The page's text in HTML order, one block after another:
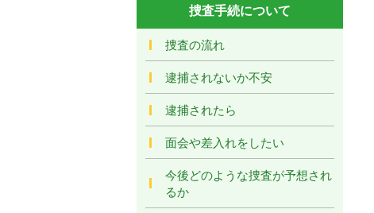
捜査手続について
捜査の流れ
逮捕されないか不安
逮捕されたら
面会や差入れをしたい
今後どのような捜査が予想され
るか